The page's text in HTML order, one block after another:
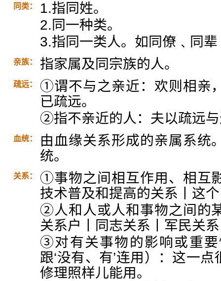
同类：
1.指同姓。
2.同一种类。
3.指同一类人。如同僚﹑同
亲族： 指家属及同宗族的人。
疏远：
①谓不与之亲近：欢则相亲
已疏远。
②指不亲近的人：夫以疏远
血统：
由血缘关系形成的亲属系统
统。
关系：
①事物之间相互作用、相互
技术普及和提高的关系丨这
②人和人或人和事物之间的
关系户丨同志关系丨军民关
③对有关事物的影响或重
跟‘没有、有’连用）：这一
修理照样儿能用。